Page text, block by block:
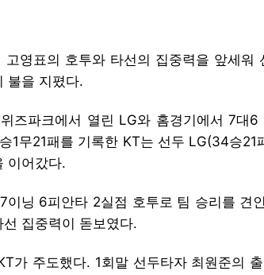
고영표의 호투와 타선의 집중력을 앞세워
불을 지폈다.
즈파크에서 열린 LG와 홈경기에서 7대
1무21패를 기록한 KT는 선두 LG(34승21
이어갔다.
이닝 6피안타 2실점 호투로 팀 승리를 견
집중력이 돋보였다.
가 주도했다. 1회말 선두타자 최원준의